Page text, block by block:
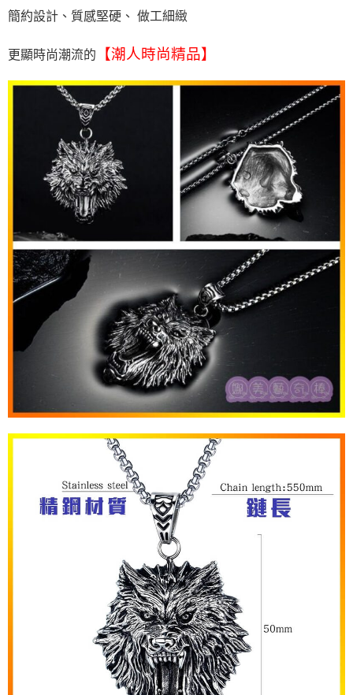
簡約設計、質感堅硬、 做工細緻
更顯時尚潮流的 【潮人時尚精品】